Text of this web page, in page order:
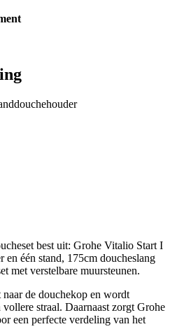
best uit: Grohe Vitalio Start I
en één stand, 175cm doucheslang
met verstelbare muursteunen.
de douchekop en wordt
straal. Daarnaast zorgt Grohe
een perfecte verdeling van het